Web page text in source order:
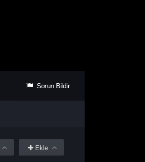
Sorun Bildir
Ekle